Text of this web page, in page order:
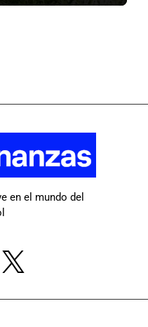
en el mundo del